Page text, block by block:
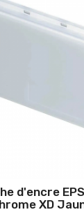
d'encre
XD